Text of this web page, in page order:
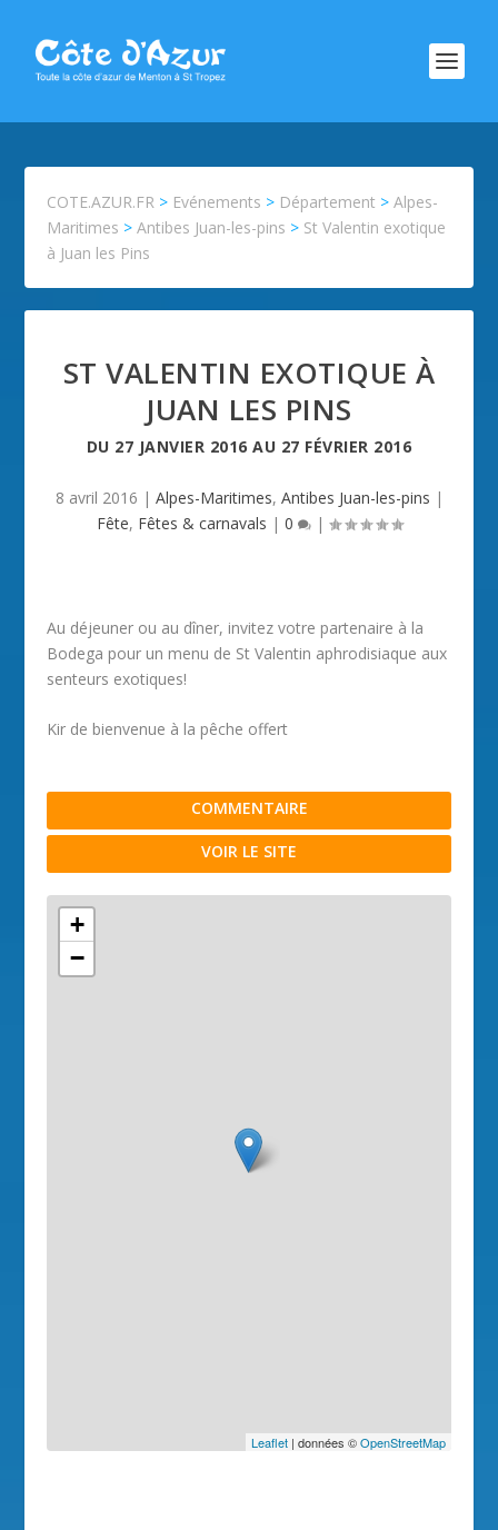
COTE.AZUR.FR > Evénements > Département >Alpes-
Maritimes >Antibes Juan-les-pins > St Valentin exotique
à Juan les Pins
ST VALENTIN EXOTIQUE À
JUAN LES PINS
DU 27 JANVIER 2016 AU 27 FÉVRIER 2016
8 avril 2016 | Alpes-Maritimes, Antibes Juan-les-pins |
Fête, Fêtes & carnavals | 0 |
Au déjeuner ou au dîner, invitez votre partenaire à la
Bodega pour un menu de St Valentin aphrodisiaque aux
senteurs exotiques!
Kir de bienvenue à la pêche offert
COMMENTAIRE
VOIR LE SITE
+
−
Leaflet| données ©OpenStreetMap